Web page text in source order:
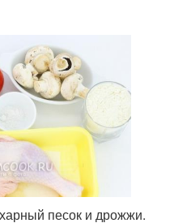
песок и дрожжи.